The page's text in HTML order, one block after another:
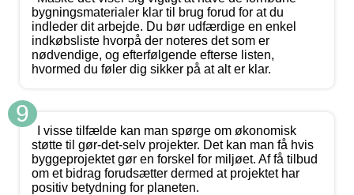
bygningsmaterialer klar til brug forud for at du
indleder dit arbejde. Du bør udfærdige en enkel
indkøbsliste hvorpå der noteres det som er
nødvendige, og efterfølgende efterse listen,
hvormed du føler dig sikker på at alt er klar.
9
I visse tilfælde kan man spørge om økonomisk
støtte til gør-det-selv projekter. Det kan man få hvis
byggeprojektet gør en forskel for miljøet. Af få tilbud
om et bidrag forudsætter dermed at projektet har
positiv betydning for planeten.